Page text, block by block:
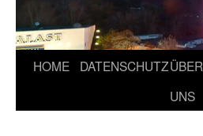
HOME DATENSCHUTZÜBER
UNS